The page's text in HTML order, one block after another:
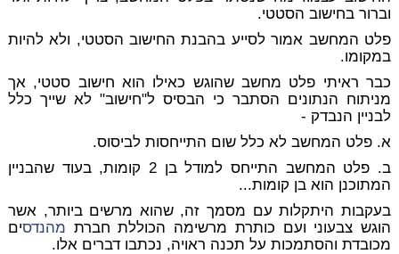
וברור בחישוב הסטטי.
פלט המחשב אמורלסייע בהבנת החישוב הסטטי, ולא להיות
במקומו.
כבר ראיתי פלט מחשב שהוגש כאילו הוא חישוב סטטי, אך
מניתוח הנתונים הסתבר כי הבסיס ל"חישוב" לא שייך כלל
לבניין הנבדק -
א. פלט המחשב לא כלל שום התייחסות לביסוס.
ב. פלט המחשב התייחס למודל בן 2 קומות, בעוד שהבניין
המתוכנן הוא בן קומות...
בעקבות היתקלות עם מסמך זה, שהוא מרשים ביותר, אשר
הוגש צבעוני ועם כותרת מרשימה הכוללת חברת מהנדסים
מכובדת והסתמכות על תכנה ראויה, נכתבו דברים אלו.